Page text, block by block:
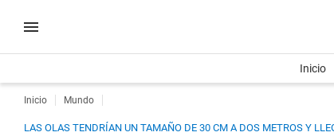
Inicio
Inicio Mundo
LAS OLAS TENDRÍAN UN TAMAÑO DE 30 CM A DOS METROS Y